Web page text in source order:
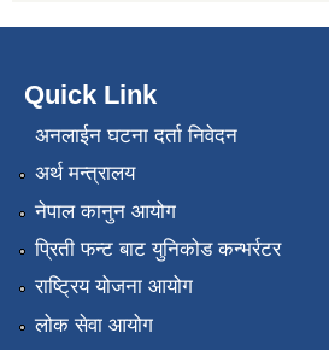
Quick Link
अनलाईन घटना दर्ता निवेदन
अर्थ मन्त्रालय
नेपाल कानुन आयोग
प्रिती फन्ट बाट युनिकोड कन्भर्रटर
राष्ट्रिय योजना आयोग
लोक सेवा आयोग